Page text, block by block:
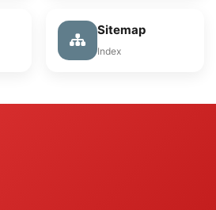
Sitemap
Index